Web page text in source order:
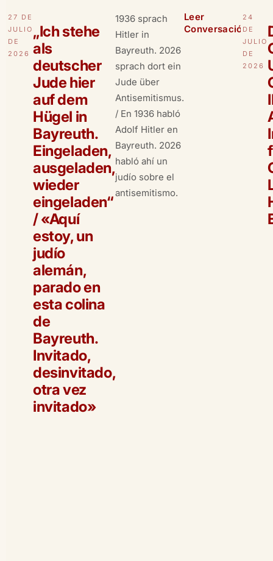
27 DE
JULIO
DE
2026
„Ich stehe
als
deutscher
Jude hier
auf dem
Hügel in
Bayreuth.
Eingeladen,
ausgeladen,
wieder
eingeladen“
/ «Aquí
estoy, un
judío
alemán,
parado en
esta colina
de
Bayreuth.
Invitado,
desinvitado,
otra vez
invitado»
1936 sprach
Hitler in
Bayreuth. 2026
sprach dort ein
Jude über
Antisemitismus.
/ En 1936 habló
Adolf Hitler en
Bayreuth. 2026
habló ahí un
judío sobre el
antisemitismo.
Leer
Conversación
24
DE
JULIO
DE
2026